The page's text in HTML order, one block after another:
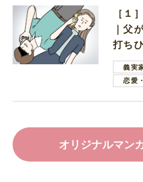
［１
｜父
打ち
葉で
義実
恋愛
オリジナルマン